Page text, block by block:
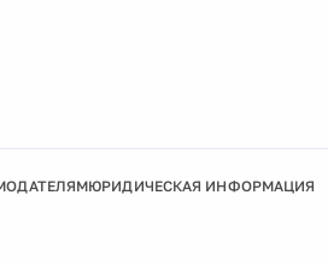
ЮРИДИЧЕСКАЯ ИНФОРМАЦИЯ